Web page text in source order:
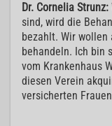
Dr. Cornelia Strunz:
sind, wird die
bezahlt. Wir
behandeln. Ich bin
vom Krankenhaus
diesen Verein
versicherten